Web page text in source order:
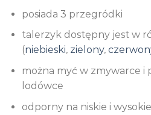
posiada 3 przegródki
talerzyk dostępny jest w
(niebieski, zielony,
można myć w zmywarce i
lodówce
odporny na niskie i